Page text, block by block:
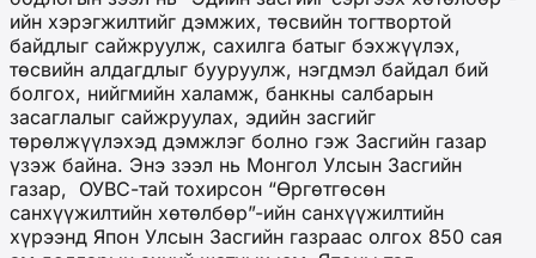
ийн хэрэгжилтийг дэмжих, төсвийн тогтвортой
байдлыг сайжруулж, сахилга батыг бэхжүүлэх,
төсвийн алдагдлыг бууруулж, нэгдмэл байдал бий
болгох, нийгмийн халамж, банкны салбарын
засаглалыг сайжруулах, эдийн засгийг
төрөлжүүлэхэд дэмжлэг болно гэж Засгийн газар
үзэж байна. Энэ зээл нь Монгол Улсын Засгийн
газар, ОУВС-тай тохирсон “Өргөтгөсөн
санхүүжилтийн хөтөлбөр”-ийн санхүүжилтийн
хүрээнд Япон Улсын Засгийн газраас олгох 850 сая